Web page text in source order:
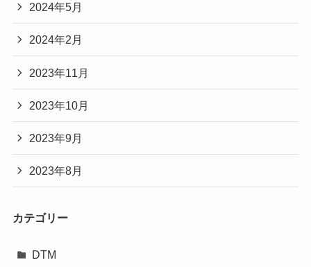
2024年5月
2024年2月
2023年11月
2023年10月
2023年9月
2023年8月
カテゴリー
DTM